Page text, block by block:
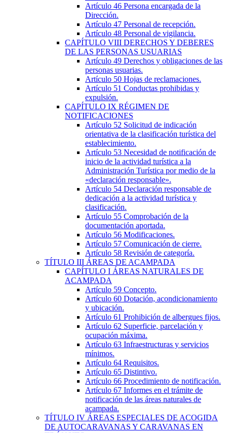
Artículo 46 Persona encargada de la
Dirección.
Artículo 47 Personal de recepción.
Artículo 48 Personal de vigilancia.
CAPÍTULO VIII DERECHOS Y DEBERES
DE LAS PERSONAS USUARIAS
Artículo 49 Derechos y obligaciones de las
personas usuarias.
Artículo 50 Hojas de reclamaciones.
Artículo 51 Conductas prohibidas y
expulsión.
CAPÍTULO IX RÉGIMEN DE
NOTIFICACIONES
Artículo 52 Solicitud de indicación
orientativa de la clasificación turística del
establecimiento.
Artículo 53 Necesidad de notificación de
inicio de la actividad turística a la
Administración Turística por medio de la
«declaración responsable».
Artículo 54 Declaración responsable de
dedicación a la actividad turística y
clasificación.
Artículo 55 Comprobación de la
documentación aportada.
Artículo 56 Modificaciones.
Artículo 57 Comunicación de cierre.
Artículo 58 Revisión de categoría.
TÍTULO III ÁREAS DE ACAMPADA
CAPÍTULO I ÁREAS NATURALES DE
ACAMPADA
Artículo 59 Concepto.
Artículo 60 Dotación, acondicionamiento
y ubicación.
Artículo 61 Prohibición de albergues fijos.
Artículo 62 Superficie, parcelación y
ocupación máxima.
Artículo 63 Infraestructuras y servicios
mínimos.
Artículo 64 Requisitos.
Artículo 65 Distintivo.
Artículo 66 Procedimiento de notificación.
Artículo 67 Informes en el trámite de
notificación de las áreas naturales de
acampada.
TÍTULO IV ÁREAS ESPECIALES DE ACOGIDA
DE AUTOCARAVANAS Y CARAVANAS EN